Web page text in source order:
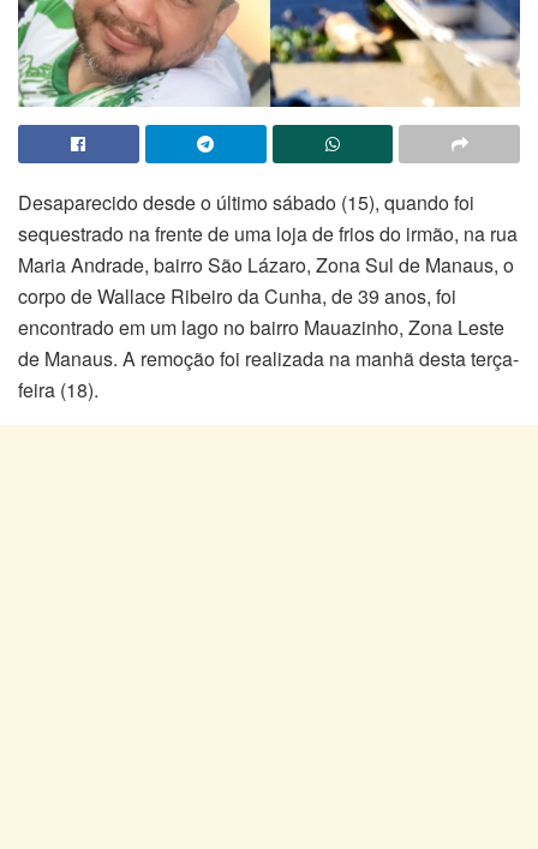
Desaparecido desde o último sábado (15), quando foi
sequestrado na frente de uma loja de frios do irmão, na rua
Maria Andrade, bairro São Lázaro, Zona Sul de Manaus, o
corpo de Wallace Ribeiro da Cunha, de 39 anos, foi
encontrado em um lago no bairro Mauazinho, Zona Leste
de Manaus. A remoção foi realizada na manhã desta terça-
feira (18).